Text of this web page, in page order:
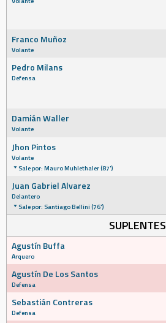
Franco Muñoz
Volante
Pedro Milans
Defensa
Damián Waller
Volante
Jhon Pintos
Volante
Sale por: Mauro Muhlethaler (87')
Juan Gabriel Alvarez
Delantero
Sale por: Santiago Bellini (76')
SUPLENTES
Agustín Buffa
Arquero
Agustín De Los Santos
Defensa
Sebastián Contreras
Defensa